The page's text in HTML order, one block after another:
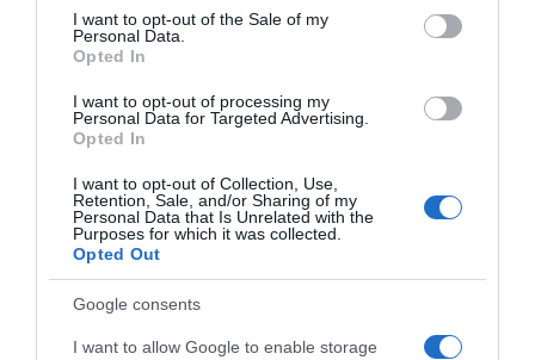
consent section.
I want to opt-out of the Sale of my
Personal Data.
Opted In
I want to opt-out of processing my
Personal Data for Targeted Advertising.
Opted In
I want to opt-out of Collection, Use,
Retention, Sale, and/or Sharing of my
Personal Data that Is Unrelated with the
Purposes for which it was collected.
Opted Out
Google consents
I want to allow Google to enable storage
napredak ukućana. Zasniva se na dva principa Jin i Jang , koje
Feng šui dovodi u ravnotežu kako unutar doma tako i van njega , u
nameštaja se vrši u skladu sa prirodom prostora i energijom koja
u njemu cirkuliše.
Po Feng šui učenju biljke i cveće su važni zaprivlačenje
pozitivne energije u život. Oni imaju mnogo veću moć nego što
biste mogli i da zamislite. Sobne biljke će vam obezbediti
štetnih supstanci. Uz to biljke će vas zaštititi od
elektromagnetnog zračenja. Najzad daće lepotu vašem dobu ,